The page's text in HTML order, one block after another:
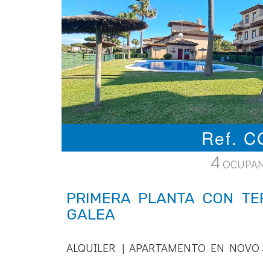
Ref.
4
PRIMERA PLANTA CON
GALEA
ALQUILER | APARTAMENTO EN